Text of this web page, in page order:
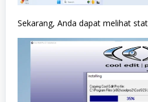
Sekarang, Anda dapat melihat